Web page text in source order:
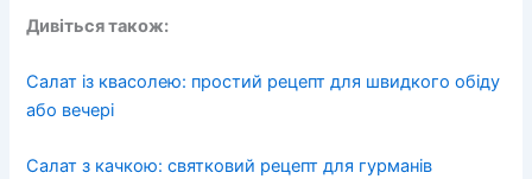
Дивіться також:
Салат із квасолею: простий рецепт для швидкого обіду
або вечері
Салат з качкою: святковий рецепт для гурманів